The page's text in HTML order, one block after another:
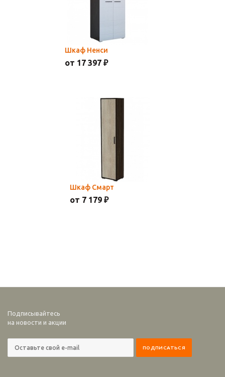
Шкаф Ненси
от 17 397 ₽
Шкаф Смарт
от 7 179 ₽
Подписывайтесь
на новости и акции